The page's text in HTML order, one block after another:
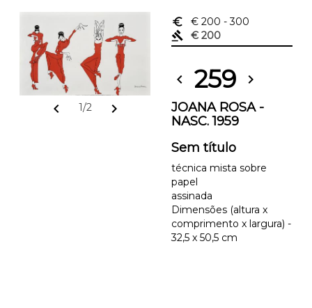
chevron_left 1/2 chevron_right
euro_symbol € 200 - 300
gavel
€ 200
chevron_left 259 chevron_right
JOANA ROSA -
NASC. 1959
Sem título
técnica mista sobre
papel
assinada
Dimensões (altura x
comprimento x largura) -
32,5 x 50,5 cm